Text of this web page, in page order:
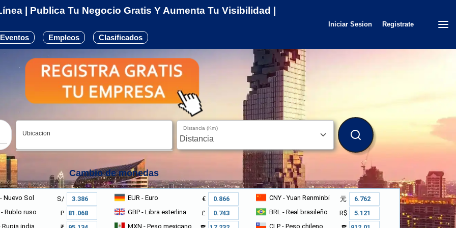
| Publica Tu Negocio Gratis Y Aumenta Tu Visibilidad |
Eventos Empleos Clasificados
Iniciar Sesion Registrate
Ubicacion
Distancia (Km)
BUSCAR
Cambio de monedas
- Nuevo Sol S/ EUR - Euro € CNY- Yuan Renminbi
元
- Rublo ruso ₽ GBP - Libra esterlina £ BRL - Real brasileño
R$
Rupia india MXN - Peso mexicano CLP- Peso chileno